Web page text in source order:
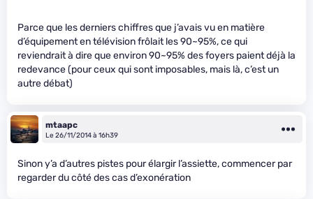
Parce que les derniers chiffres que j’avais vu en matière
d’équipement en télévision frôlait les 90~95%, ce qui
reviendrait à dire que environ 90~95% des foyers paient déjà la
redevance (pour ceux qui sont imposables, mais là, c’est un
autre débat)
mtaapc
Le 26/11/2014 à 16h39
Sinon y’a d’autres pistes pour élargir l’assiette, commencer par
regarder du côté des cas d’exonération